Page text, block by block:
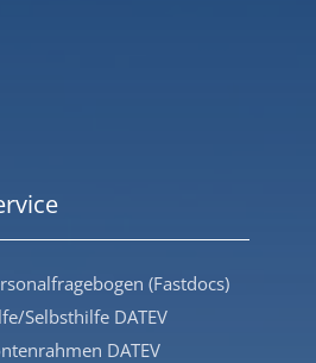
(Fastdocs)
Selbsthilfe DATEV
DATEV